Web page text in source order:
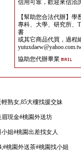
信用可靠，歡迎來信洽
【幫助您合法代辦】
專科、大學、研究所、
書
或其它商品代買，過程
協助您代辦畢業
輕熟女,85大樓找援交妹
眉現金#桃園外送坊
姐#桃園出差找女人
桃園外送茶#桃園找小姐